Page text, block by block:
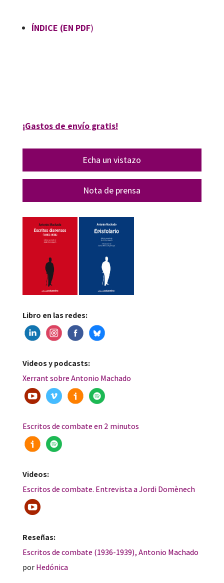
ÍNDICE (EN PDF)
¡Gastos de envío gratis!
Echa un vistazo
Nota de prensa
Libro en las redes:
Videos y podcasts:
Xerrant sobre Antonio Machado
Escritos de combate en 2 minutos
Videos:
Escritos de combate. Entrevista a Jordi Domènech
Reseñas:
Escritos de combate (1936-1939), Antonio Machado
porHedónica